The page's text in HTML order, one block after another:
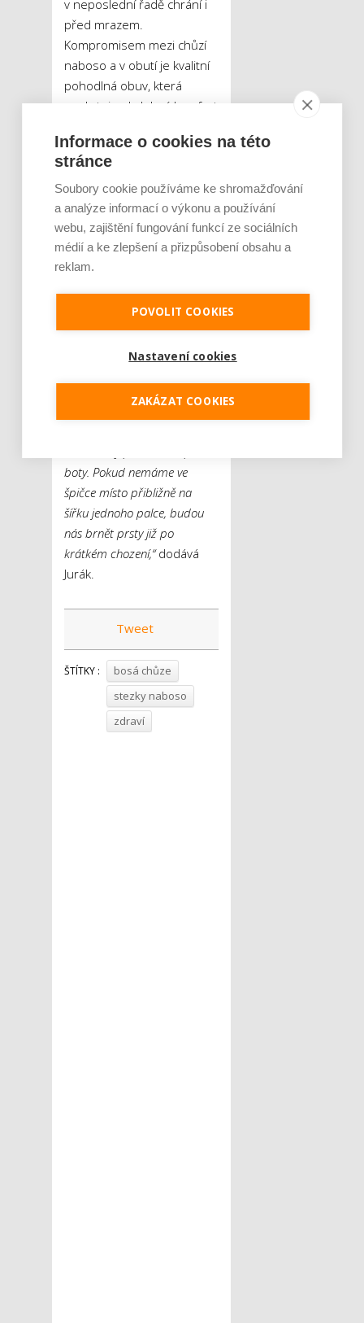
v neposlední řadě chrání i
před mrazem.
Kompromisem mezi chůzí
naboso a v obutí je kvalitní
pohodlná obuv, která
poskytuje obdobný komfort
přínosy poskytují například
jemné masážní výstupky ve
stélce obuvi, které zlepšují
prokrvení chodidel. Důležitá
je i hmotnost obuvi. Vhodné
jsou v tomto případě boty z
lehkých materiálů, které
Tomáš Jurákze
společnostiCoqui,která
se zabývá výrobou obuvi.
nesmírně důležitá také
správná velikost obuvi. Při
boty. Pokud nemáme ve
špičce místo přibližně na
šířku jednoho palce, budou
nás brnět prsty již po
krátkém chození,“dodává
Jurák.
Tweet
ŠTÍTKY :
bosá chůze
stezky naboso
zdraví
Informace o cookies na této
stránce
Soubory cookie používáme ke shromažďování
a analýze informací o výkonu a používání
webu, zajištění fungování funkcí ze sociálních
médií a ke zlepšení a přizpůsobení obsahu a
reklam.
POVOLIT COOKIES
Nastavení cookies
ZAKÁZAT COOKIES